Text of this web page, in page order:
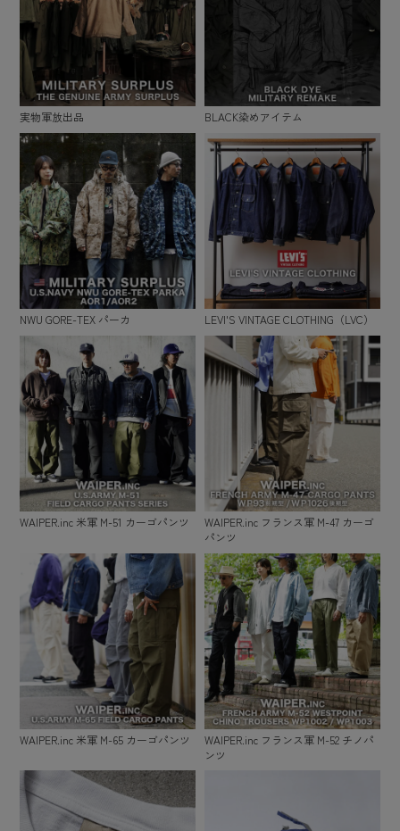
実物軍放出品 BLACK染めアイテム
NWU GORE-TEX パーカ LEVI'S VINTAGE CLOTHING（LVC）
WAIPER.inc 米軍 M-51 カーゴパンツ
WAIPER.inc フランス軍 M-47 カーゴ
パンツ
WAIPER.inc 米軍 M-65 カーゴパンツ
WAIPER.inc フランス軍 M-52 チノパ
ンツ